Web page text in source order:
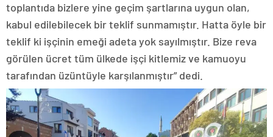
toplantıda bizlere yine geçim şartlarına uygun olan,
kabul edilebilecek bir teklif sunmamıştır. Hatta öyle bir
teklif ki işçinin emeği adeta yok sayılmıştır. Bize reva
görülen ücret tüm ülkede işçi kitlemiz ve kamuoyu
tarafından üzüntüyle karşılanmıştır” dedi.